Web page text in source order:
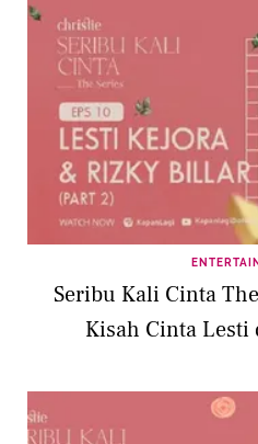
Seribu Kali Cinta
Kisah Cinta Lesti